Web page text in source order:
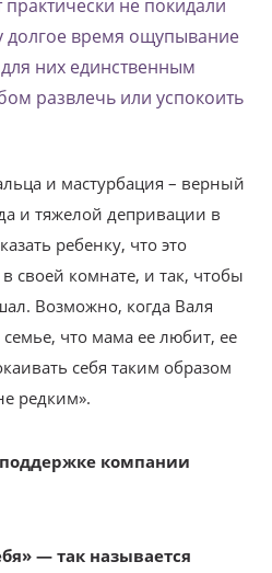
практически не покидали
долгое время ощупывание
них единственным
развлечь или успокоить
и мастурбация – верный
и тяжелой депривации в
ребенку, что это
своей комнате, и так, чтобы
Возможно, когда Валя
что мама ее любит, ее
себя таким образом
редким».
поддержке компании
— так называется